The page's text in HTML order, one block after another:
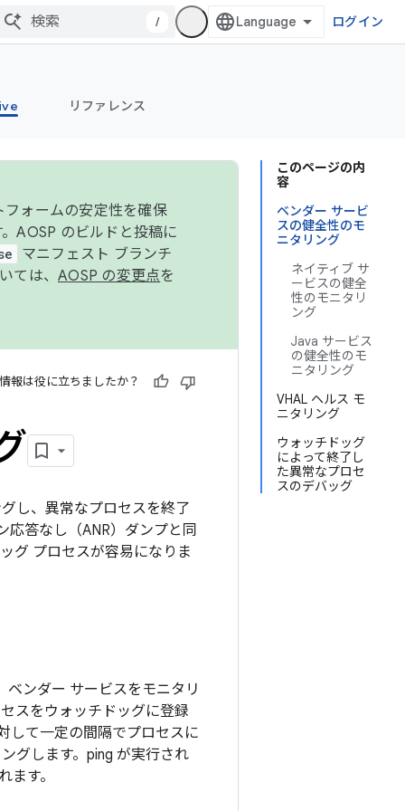
/ ログイン
リファレンス
このページの内
容
ベンダー サービ
スの健全性のモ
ニタリング
ネイティブ サ
ービスの健全
性のモニタリ
ング
Java サービス
の健全性のモ
ニタリング
VHAL ヘルス モ
ニタリング
ウォッチドッグ
によって終了し
た異常なプロセ
スのデバッグ
ォームの安定性を確保
AOSP のビルドと投稿に
マニフェスト ブランチ
ては、 AOSP の変更点を
報は役に立ちましたか？
し、異常なプロセスを終了
応答なし（ANR）ダンプと同
グ プロセスが容易になりま
ンダー サービスをモニタリ
スをウォッチドッグに登録
して一定の間隔でプロセスに
グします。ping が実行され
す。